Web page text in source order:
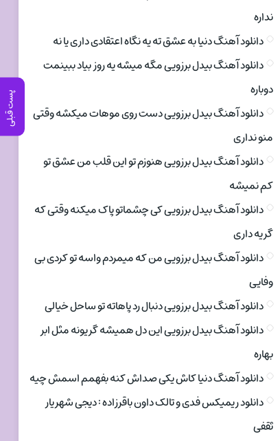
پست قبلی
نداره
دانلود آهنگ دنیا به عشق ته یه نگاه اعتقادی داری یا نه
دانلود آهنگ بیدل برزویی مگه میشه یه روز بیاد ببینمت
دوباره
دانلود آهنگ بیدل برزویی دست روی موهات میکشه وقتی
منو نداری
دانلود آهنگ بیدل برزویی هنوزم تو این قلب من عشق تو
کم نمیشه
دانلود آهنگ بیدل برزویی کی چشماتو پاک میکنه وقتی که
گریه داری
دانلود آهنگ بیدل برزویی من که میمردم واسه تو کردی بی
وفایی
دانلود آهنگ بیدل برزویی دنبال رد پاهاته تو ساحل خیالی
دانلود آهنگ بیدل برزویی این دل همیشه گریونه مثل ابر
بهاره
دانلود آهنگ دنیا کاش یکی صداش کنه بفهمم اسمش چیه
دانلود ریمیکس فدی و تالک داون باقرزاده : دیجی شهریار
ثقفی